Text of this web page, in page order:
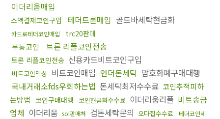
이더리움매입
소액결제코인구입 테더트론매입 골드바세탁현금화
카드로테더코인매입 trc20판매
무통코인 트론 리플코인전송
트론 리플코인전송 신용카드비트코인구입
비트코인믹싱 비트코인매입 언더돈세탁 암호화폐구매대행
국내거래소fds우회하는법 돈세탁최저수수료 코인추적피하
는방법 코인구매대행 코인현금화수수료 이더리움리플 비트송금
업체 이더리움 sol판매처 검돈세탁문의 오다집수수료
테더코인세